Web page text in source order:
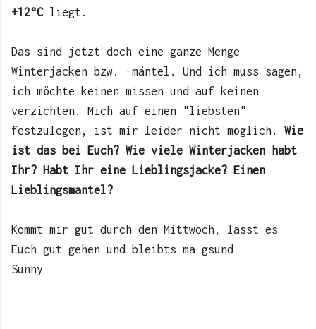
+12°C liegt.
Das sind jetzt doch eine ganze Menge
Winterjacken bzw. -mäntel. Und ich muss sagen,
ich möchte keinen missen und auf keinen
verzichten. Mich auf einen "liebsten"
festzulegen, ist mir leider nicht möglich. Wie
ist das bei Euch? Wie viele Winterjacken habt
Ihr? Habt Ihr eine Lieblingsjacke? Einen
Lieblingsmantel?
Kommt mir gut durch den Mittwoch, lasst es
Euch gut gehen und bleibts ma gsund
Sunny